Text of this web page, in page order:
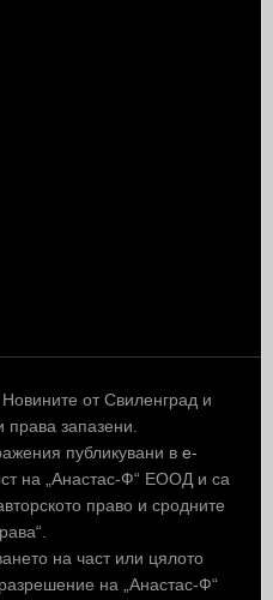
от Свиленград и
права запазени.
публикувани в e-
на „Анастас-Ф“ ЕООД и са
право и сродните
на част или цялото
на „Анастас-Ф“